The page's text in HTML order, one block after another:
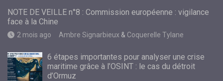
NOTE DE VEILLE n°8 : Commission européenne : vigilance
face à la Chine
2 mois ago Ambre Signarbieux & Coquerelle Tylane
6 étapes importantes pour analyser une crise
maritime grâce à l’OSINT : le cas du détroit
d’Ormuz